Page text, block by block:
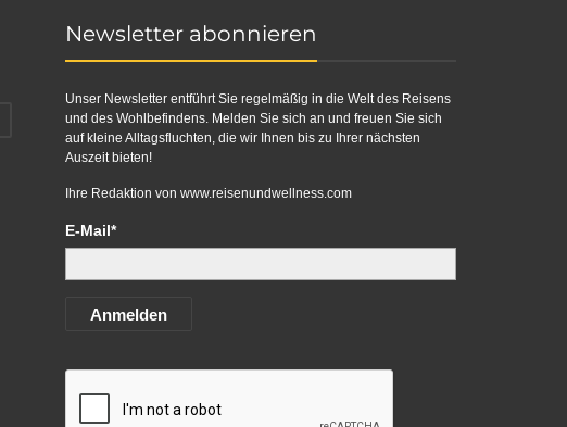
Newsletter abonnieren
Unser Newsletter entführt Sie regelmäßig in die Welt des Reisens
und des Wohlbefindens. Melden Sie sich an und freuen Sie sich
auf kleine Alltagsfluchten, die wir Ihnen bis zu Ihrer nächsten
Auszeit bieten!
Ihre Redaktion von www.reisenundwellness.com
E-Mail*
Anmelden